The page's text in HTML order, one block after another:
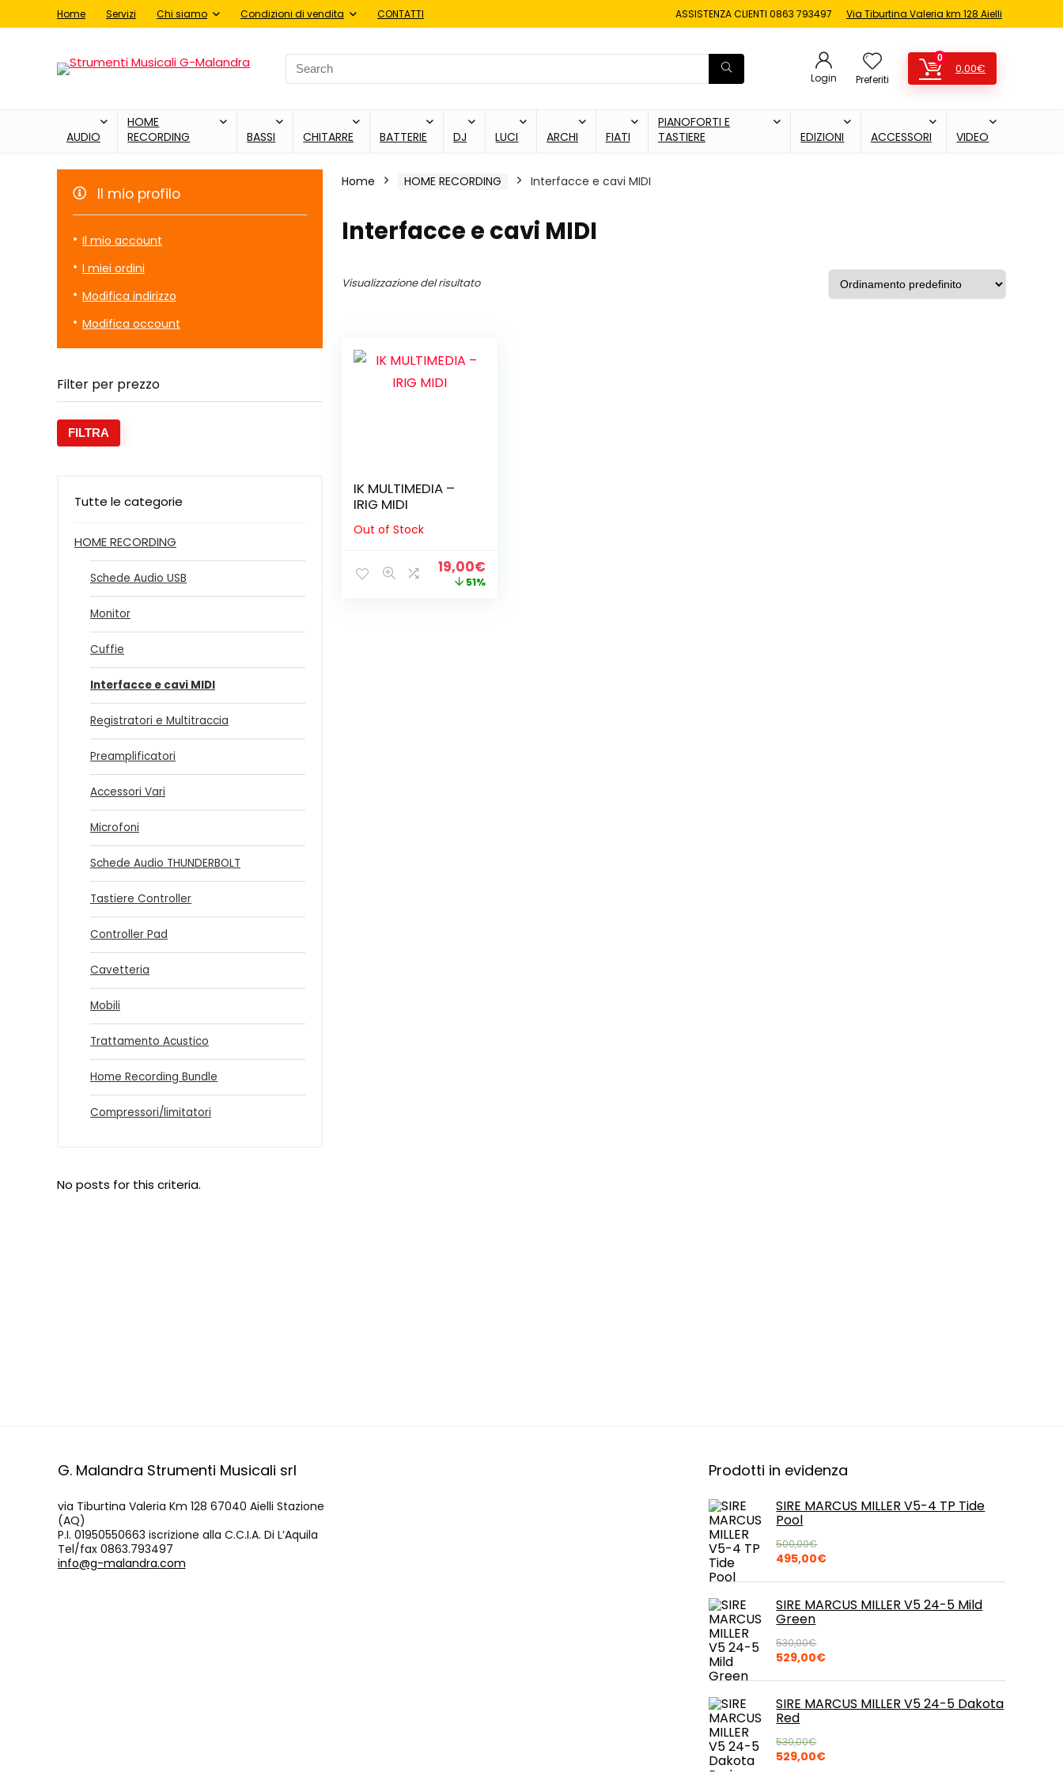
Home Servizi Chi siamo Condizioni di vendita CONTATTI ASSISTENZA CLIENTI 0863 793497 Via Tiburtina Valeria km 128 Aielli
Search
for:
Login Preferiti
0
0,00€
AUDIO
HOME
RECORDING
BASSI CHITARRE BATTERIE DJ LUCI ARCHI FIATI
PIANOFORTI E
TASTIERE
EDIZIONI ACCESSORI VIDEO
Il mio profilo
Il mio account
I miei ordini
Modifica indirizzo
Modifica occount
Filter per prezzo
FILTRA
Tutte le categorie
HOME RECORDING
Schede Audio USB
Monitor
Cuffie
Interfacce e cavi MIDI
Registratori e Multitraccia
Preamplificatori
Accessori Vari
Microfoni
Schede Audio THUNDERBOLT
Tastiere Controller
Controller Pad
Cavetteria
Mobili
Trattamento Acustico
Home Recording Bundle
Compressori/limitatori
No posts for this criteria.
Home HOME RECORDING Interfacce e cavi MIDI
Interfacce e cavi MIDI
Visualizzazione del risultato
IK MULTIMEDIA –
IRIG MIDI
Out of Stock
Il
prezzo
19,00€
prezzo
51%
G. Malandra Strumenti Musicali srl
via Tiburtina Valeria Km 128 67040 Aielli Stazione
(AQ)
P.I. 01950550663 iscrizione alla C.C.I.A. Di L’Aquila
Tel/fax 0863.793497
info@g-malandra.com
Prodotti in evidenza
SIRE MARCUS MILLER V5-4 TP Tide
Pool
500,00€
Il
originale
era:
500,00€.
495,00€Il
attuale
è:
495,00€.
SIRE MARCUS MILLER V5 24-5 Mild
Green
530,00€
Il
originale
era:
530,00€.
529,00€Il
attuale
è:
529,00€.
SIRE MARCUS MILLER V5 24-5 Dakota
Red
530,00€
Il
529,00€Il